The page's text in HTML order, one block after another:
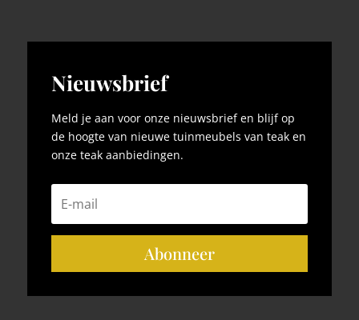
Nieuwsbrief
Meld je aan voor onze nieuwsbrief en blijf op
de hoogte van nieuwe tuinmeubels van teak en
onze teak aanbiedingen.
Abonneer